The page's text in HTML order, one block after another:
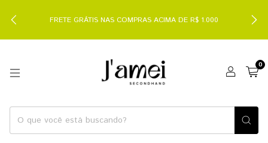
FRETE GRÁTIS NAS COMPRAS ACIMA DE R$ 1.000
0